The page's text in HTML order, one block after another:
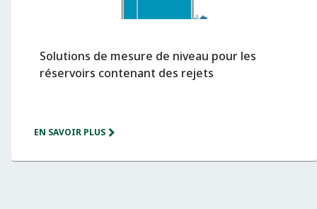
Solutions de mesure de niveau pour les
réservoirs contenant des rejets
EN SAVOIR PLUS